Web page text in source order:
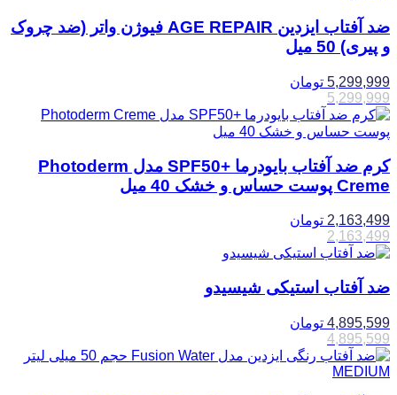
ضد آفتاب ایزدین AGE REPAIR فیوژن واتر (ضد چروک
و پیری) 50 میل
5,299,999 تومان
5,299,999
کرم ضد آفتاب بایودرما +SPF50 مدل Photoderm
Creme پوست حساس و خشک 40 میل
2,163,499 تومان
2,163,499
ضد آفتاب استیکی شیسیدو
4,895,599 تومان
4,895,599